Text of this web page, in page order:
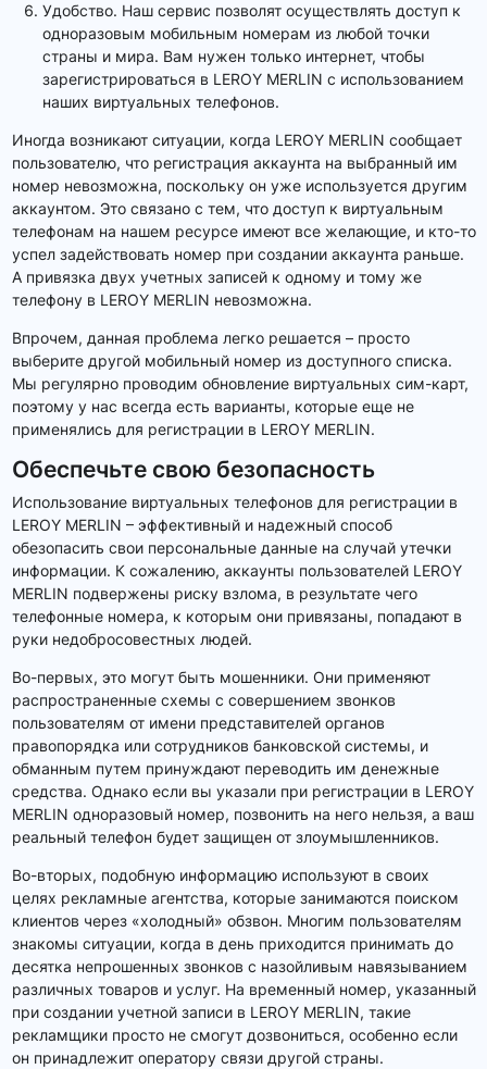
Удобство. Наш сервис позволят осуществлять доступ к
одноразовым мобильным номерам из любой точки
страны и мира. Вам нужен только интернет, чтобы
зарегистрироваться в LEROY MERLIN с использованием
наших виртуальных телефонов.
Иногда возникают ситуации, когда LEROY MERLIN сообщает
пользователю, что регистрация аккаунта на выбранный им
номер невозможна, поскольку он уже используется другим
аккаунтом. Это связано с тем, что доступ к виртуальным
телефонам на нашем ресурсе имеют все желающие, и кто-то
успел задействовать номер при создании аккаунта раньше.
А привязка двух учетных записей к одному и тому же
телефону в LEROY MERLIN невозможна.
Впрочем, данная проблема легко решается – просто
выберите другой мобильный номер из доступного списка.
Мы регулярно проводим обновление виртуальных сим-карт,
поэтому у нас всегда есть варианты, которые еще не
применялись для регистрации в LEROY MERLIN.
Обеспечьте свою безопасность
Использование виртуальных телефонов для регистрации в
LEROY MERLIN – эффективный и надежный способ
обезопасить свои персональные данные на случай утечки
информации. К сожалению, аккаунты пользователей LEROY
MERLIN подвержены риску взлома, в результате чего
телефонные номера, к которым они привязаны, попадают в
руки недобросовестных людей.
Во-первых, это могут быть мошенники. Они применяют
распространенные схемы с совершением звонков
пользователям от имени представителей органов
правопорядка или сотрудников банковской системы, и
обманным путем принуждают переводить им денежные
средства. Однако если вы указали при регистрации в LEROY
MERLIN одноразовый номер, позвонить на него нельзя, а ваш
реальный телефон будет защищен от злоумышленников.
Во-вторых, подобную информацию используют в своих
целях рекламные агентства, которые занимаются поиском
клиентов через «холодный» обзвон. Многим пользователям
знакомы ситуации, когда в день приходится принимать до
десятка непрошенных звонков с назойливым навязыванием
различных товаров и услуг. На временный номер, указанный
при создании учетной записи в LEROY MERLIN, такие
рекламщики просто не смогут дозвониться, особенно если
он принадлежит оператору связи другой страны.